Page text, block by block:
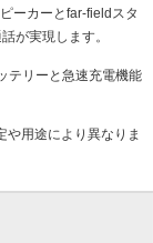
ーカーとfar-fieldスタ
が実現します。
テリーと急速充電機能
や用途により異なりま